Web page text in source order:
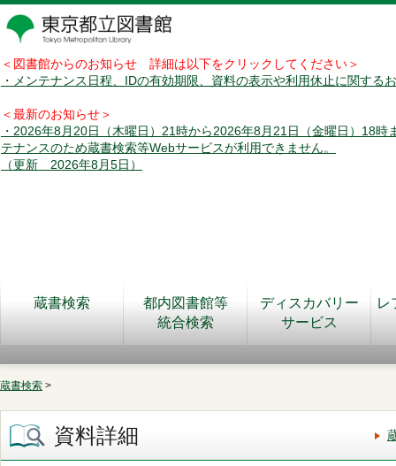
＜図書館からのお知らせ 詳細は以下をクリックしてください＞
・メンテナンス日程、IDの有効期限、資料の表示や利用休止に関する
＜最新のお知らせ＞
・2026年8月20日（木曜日）21時から2026年8月21日（金曜日）18時
テナンスのため蔵書検索等Webサービスが利用できません。
（更新 2026年8月5日）
蔵書検索
都内図書館等
統合検索
ディスカバリー
サービス
レ
蔵書検索 >
資料詳細